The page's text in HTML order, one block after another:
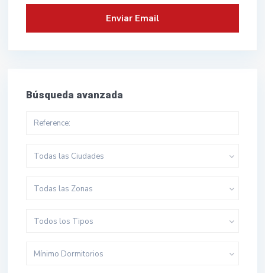
Búsqueda avanzada
Todas las Ciudades
Todas las Zonas
Todos los Tipos
Mínimo Dormitorios